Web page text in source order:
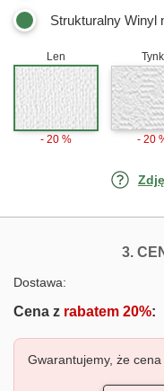
Strukturalny Winyl
Len
- 20 %
Tynk
- 20
3.
Dostawa:
Cena z rabatem 20%:
Gwarantujemy, że